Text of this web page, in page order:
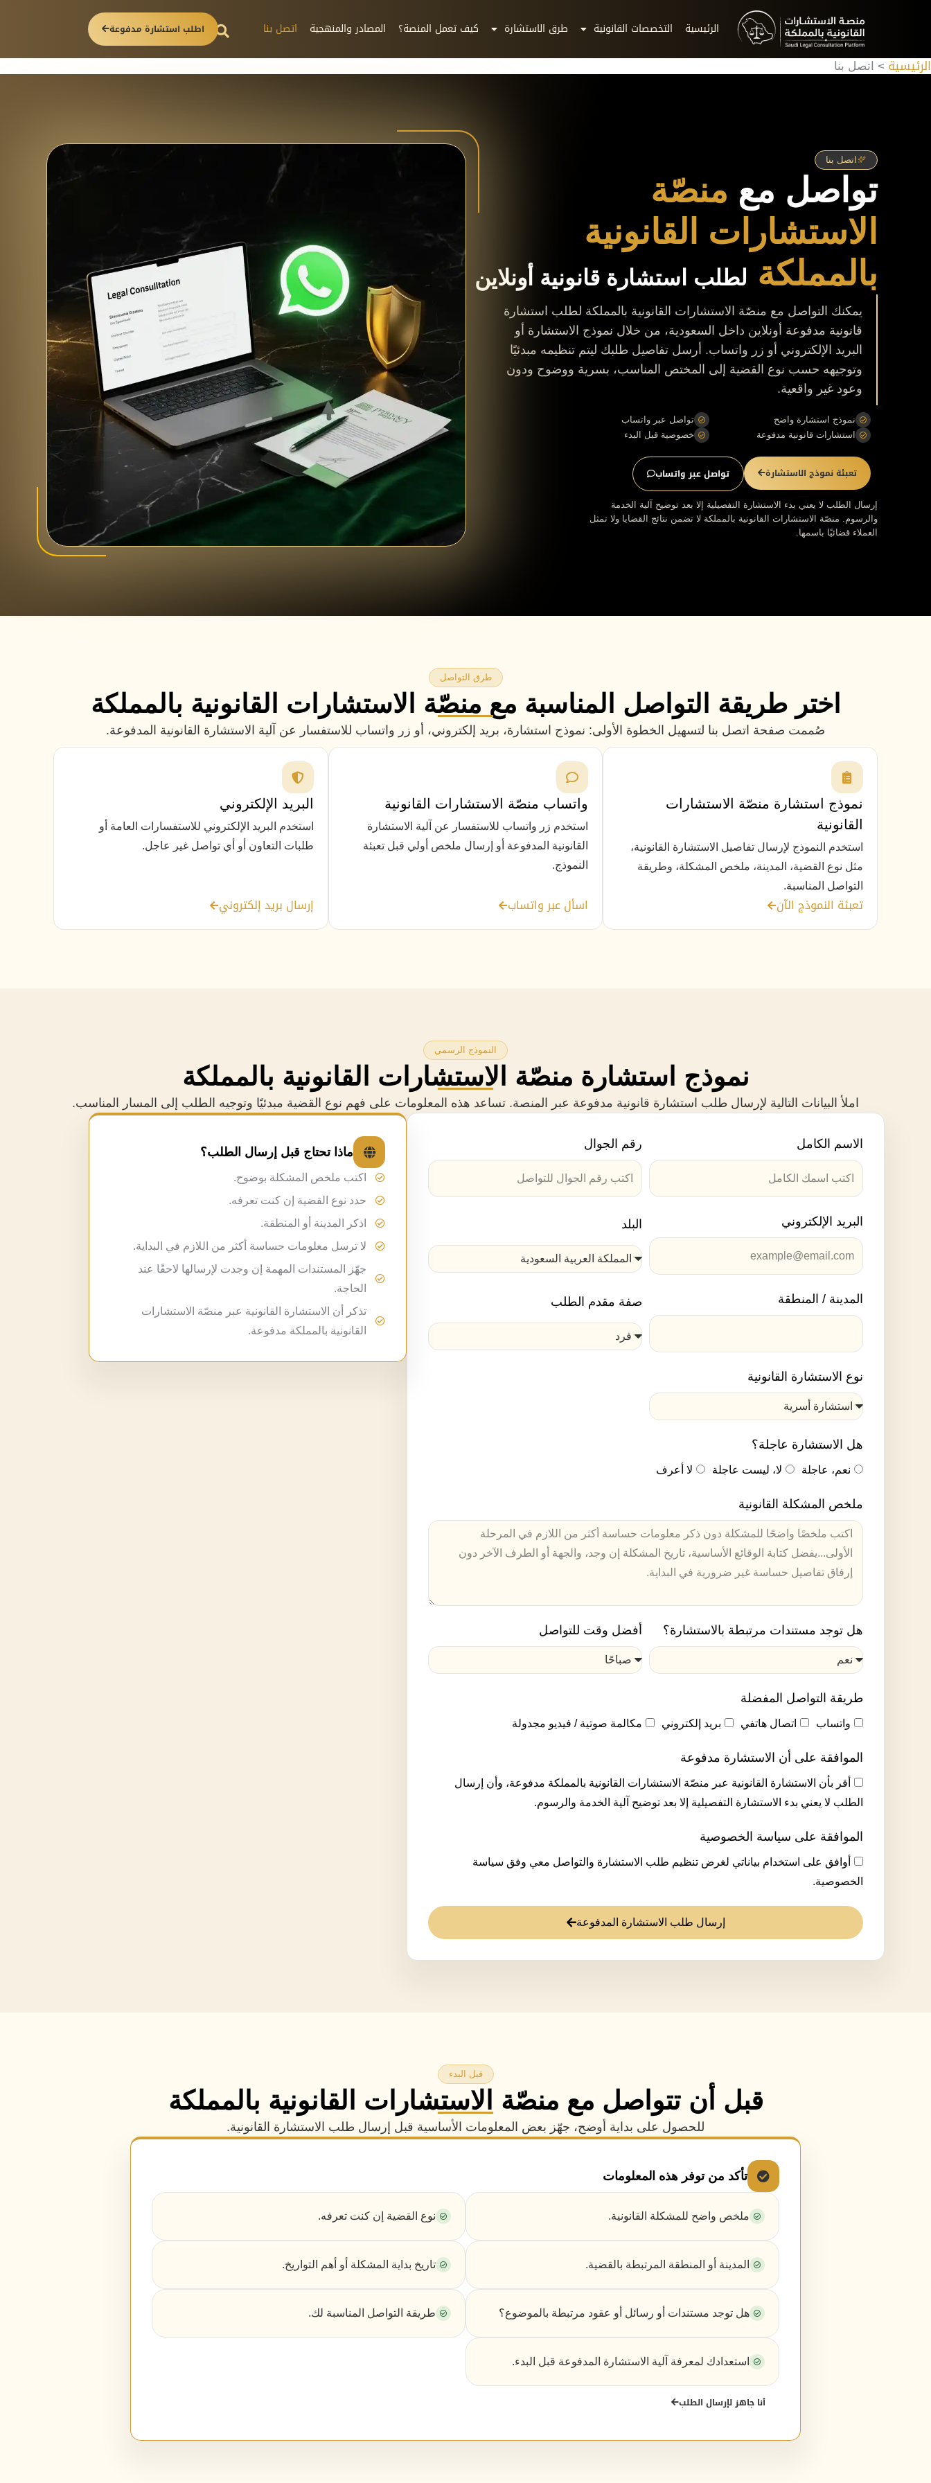
الرئيسية التخصصات القانونية طرق الاستشارة كيف تعمل المنصة؟ المصادر والمنهجية اتصل بنا اطلب استشارة مدفوعة
الرئيسية اتصل بنا
اتصل بنا
تواصل مع منصّة
الاستشارات القانونية
بالمملكة لطلب استشارة قانونية أونلاين
يمكنك التواصل مع منصّة الاستشارات القانونية بالمملكة لطلب استشارة
قانونية مدفوعة أونلاين داخل السعودية، من خلال نموذج الاستشارة أو
البريد الإلكتروني أو زر واتساب. أرسل تفاصيل طلبك ليتم تنظيمه مبدئيًا
وتوجيهه حسب نوع القضية إلى المختص المناسب، بسرية ووضوح ودون
وعود غير واقعية.
نموذج استشارة واضح
تواصل عبر واتساب
استشارات قانونية مدفوعة
خصوصية قبل البدء
تعبئة نموذج الاستشارة تواصل عبر واتساب
إرسال الطلب لا يعني بدء الاستشارة التفصيلية إلا بعد توضيح آلية الخدمة
والرسوم. منصّة الاستشارات القانونية بالمملكة لا تضمن نتائج القضايا ولا تمثل
العملاء قضائيًا باسمها.
طرق التواصل
اختر طريقة التواصل المناسبة مع منصّة الاستشارات القانونية بالمملكة
صُممت صفحة اتصل بنا لتسهيل الخطوة الأولى: نموذج استشارة، بريد إلكتروني، أو زر واتساب للاستفسار عن آلية الاستشارة القانونية المدفوعة.
نموذج استشارة منصّة الاستشارات
القانونية
استخدم النموذج لإرسال تفاصيل الاستشارة القانونية،
مثل نوع القضية، المدينة، ملخص المشكلة، وطريقة
التواصل المناسبة.
تعبئة النموذج الآن
واتساب منصّة الاستشارات القانونية
استخدم زر واتساب للاستفسار عن آلية الاستشارة
القانونية المدفوعة أو إرسال ملخص أولي قبل تعبئة
النموذج.
اسأل عبر واتساب
البريد الإلكتروني
استخدم البريد الإلكتروني للاستفسارات العامة أو
طلبات التعاون أو أي تواصل غير عاجل.
إرسال بريد إلكتروني
النموذج الرسمي
نموذج استشارة منصّة الاستشارات القانونية بالمملكة
املأ البيانات التالية لإرسال طلب استشارة قانونية مدفوعة عبر المنصة. تساعد هذه المعلومات على فهم نوع القضية مبدئيًا وتوجيه الطلب إلى المسار المناسب.
الاسم الكامل رقم الجوال
البريد الإلكتروني البلد
المدينة / المنطقة صفة مقدم الطلب
نوع الاستشارة القانونية
هل الاستشارة عاجلة؟
نعم، عاجلة لا، ليست عاجلة لا أعرف
ملخص المشكلة القانونية
هل توجد مستندات مرتبطة بالاستشارة؟ أفضل وقت للتواصل
طريقة التواصل المفضلة
واتساب اتصال هاتفي بريد إلكتروني مكالمة صوتية / فيديو مجدولة
الموافقة على أن الاستشارة مدفوعة
أقر بأن الاستشارة القانونية عبر منصّة الاستشارات القانونية بالمملكة مدفوعة، وأن إرسال
الطلب لا يعني بدء الاستشارة التفصيلية إلا بعد توضيح آلية الخدمة والرسوم.
الموافقة على سياسة الخصوصية
أوافق على استخدام بياناتي لغرض تنظيم طلب الاستشارة والتواصل معي وفق سياسة
الخصوصية.
إرسال طلب الاستشارة المدفوعة
ماذا تحتاج قبل إرسال الطلب؟
اكتب ملخص المشكلة بوضوح.
حدد نوع القضية إن كنت تعرفه.
اذكر المدينة أو المنطقة.
لا ترسل معلومات حساسة أكثر من اللازم في البداية.
جهّز المستندات المهمة إن وجدت لإرسالها لاحقًا عند
الحاجة.
تذكر أن الاستشارة القانونية عبر منصّة الاستشارات
القانونية بالمملكة مدفوعة.
قبل البدء
قبل أن تتواصل مع منصّة الاستشارات القانونية بالمملكة
للحصول على بداية أوضح، جهّز بعض المعلومات الأساسية قبل إرسال طلب الاستشارة القانونية.
تأكد من توفر هذه المعلومات
ملخص واضح للمشكلة القانونية. نوع القضية إن كنت تعرفه.
المدينة أو المنطقة المرتبطة بالقضية. تاريخ بداية المشكلة أو أهم التواريخ.
هل توجد مستندات أو رسائل أو عقود مرتبطة بالموضوع؟ طريقة التواصل المناسبة لك.
استعدادك لمعرفة آلية الاستشارة المدفوعة قبل البدء.
أنا جاهز لإرسال الطلب